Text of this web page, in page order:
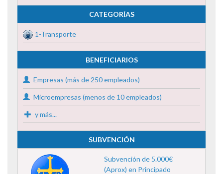
CATEGORÍAS
1-Transporte
BENEFICIARIOS
Empresas (más de 250 empleados)
Microempresas (menos de 10 empleados)
y más...
SUBVENCIÓN
Subvención de 5.000€
(Aprox) en Principado